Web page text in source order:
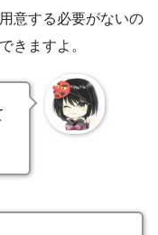
意する必要がないの
きますよ。